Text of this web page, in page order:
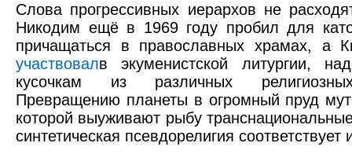
Слова прогрессивных иерархов не
Никодим ещё в 1969 году пробил для
причащаться в православных храмах, а
участвовалв экуменистской литургии,
кусочкам из различных
Превращению планеты в огромный пруд
которой выуживают рыбу
синтетическая псевдорелигия соответствует